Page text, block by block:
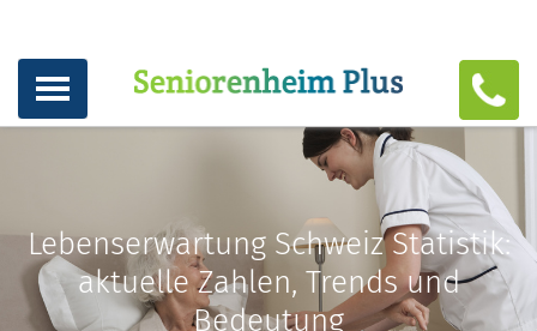
Lebenserwartung Schweiz Statistik:
aktuelle Zahlen, Trends und
Bedeutung